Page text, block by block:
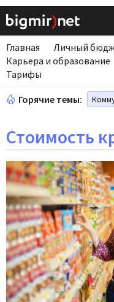
Главная Личный
Карьера и образование
Тарифы
Горячие темы:
Стоимость